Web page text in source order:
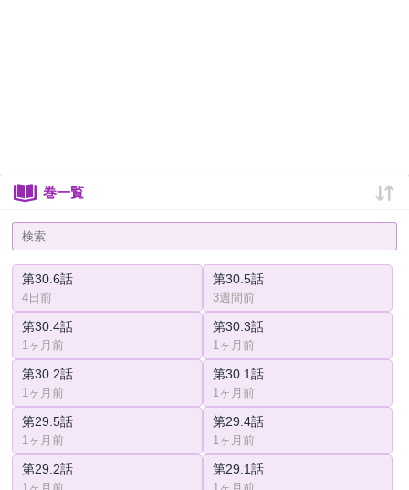
巻一覧
第30.6話
4日前
第30.5話
3週間前
第30.4話
1ヶ月前
第30.3話
1ヶ月前
第30.2話
1ヶ月前
第30.1話
1ヶ月前
第29.5話
1ヶ月前
第29.4話
1ヶ月前
第29.2話 第29.1話